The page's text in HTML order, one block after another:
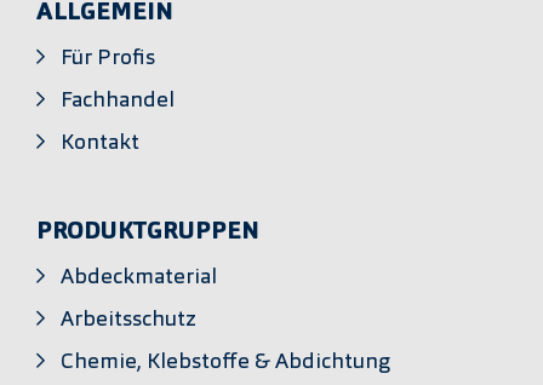
ALLGEMEIN
Für Profis
Fachhandel
Kontakt
PRODUKTGRUPPEN
Abdeckmaterial
Arbeitsschutz
Chemie, Klebstoffe & Abdichtung